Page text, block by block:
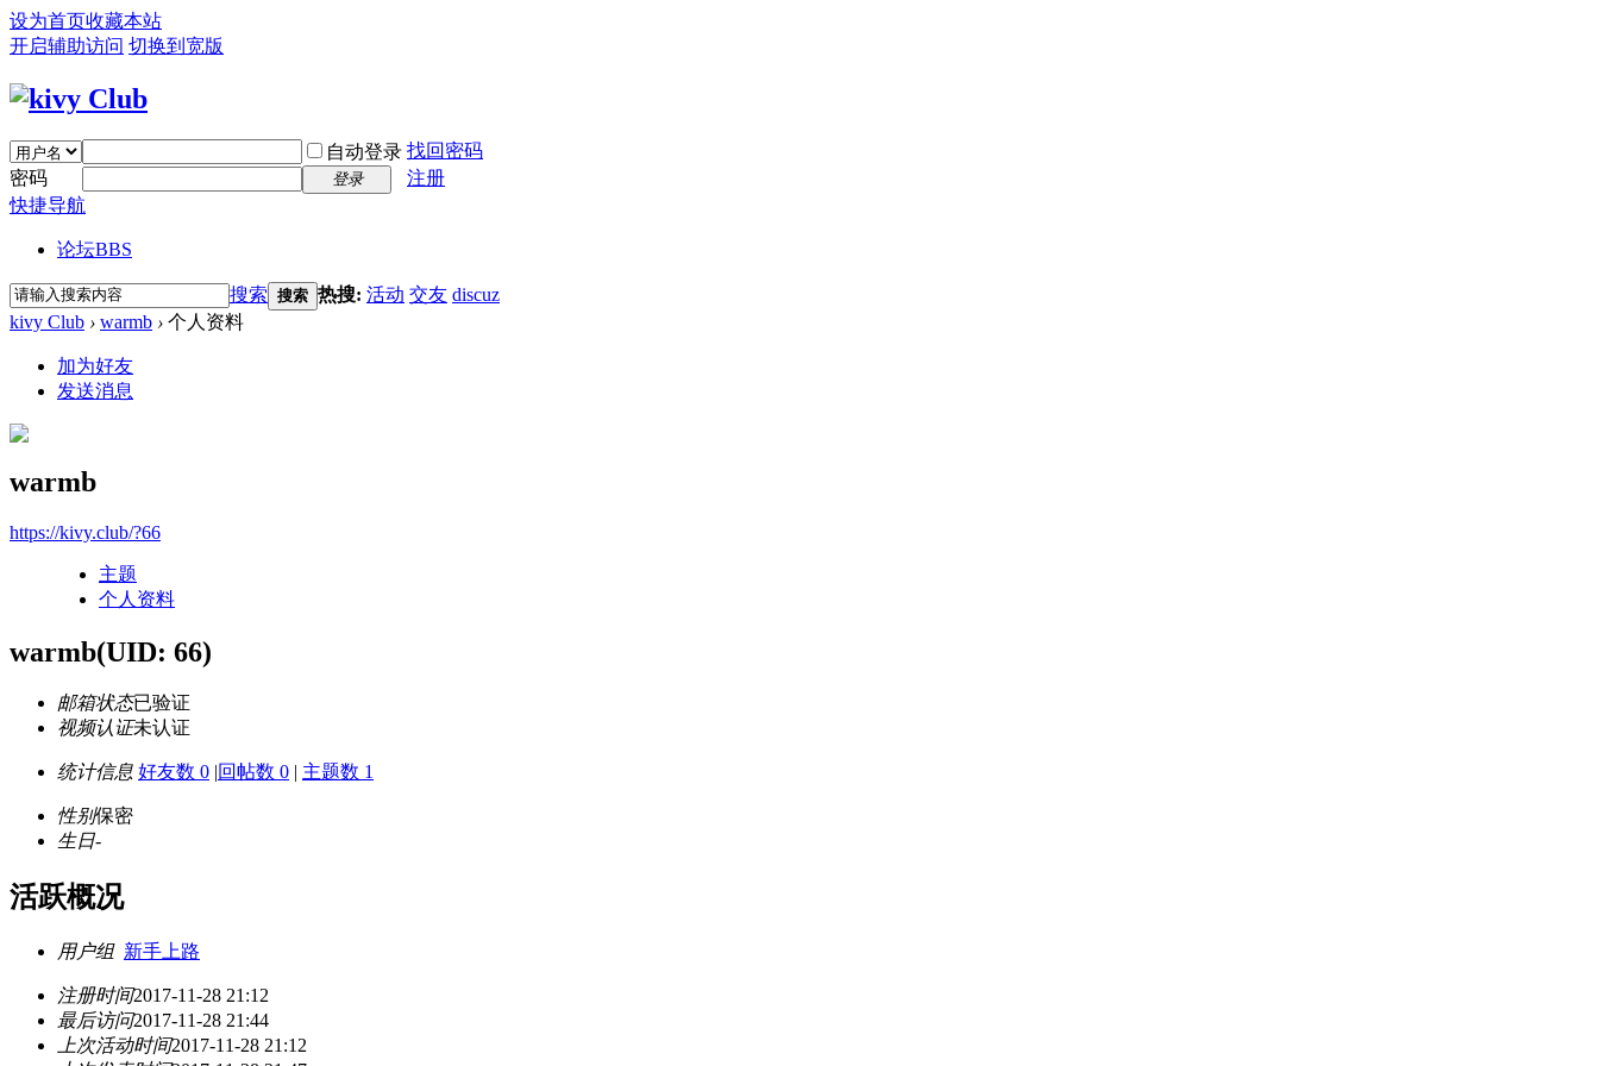
设为首页收藏本站
开启辅助访问 切换到宽版
自动登录 找回密码
密码
登录
注册
快捷导航
论坛BBS
搜索 搜索 热搜: 活动 交友 discuz
kivy Club › warmb › 个人资料
加为好友
发送消息
warmb
https://kivy.club/?66
主题
个人资料
warmb(UID: 66)
邮箱状态已验证
视频认证未认证
统计信息 好友数 0 |回帖数 0 | 主题数 1
性别保密
生日-
活跃概况
用户组 新手上路
注册时间2017-11-28 21:12
最后访问2017-11-28 21:44
上次活动时间2017-11-28 21:12